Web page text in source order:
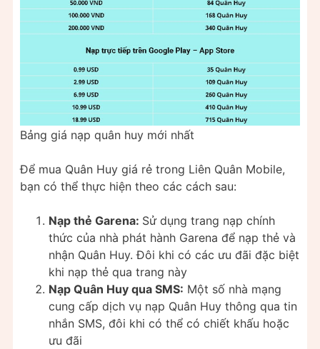
Bảng giá nạp quân huy mới nhất
Để mua Quân Huy giá rẻ trong Liên Quân Mobile,
bạn có thể thực hiện theo các cách sau:
Nạp thẻ Garena: Sử dụng trang nạp chính
thức của nhà phát hành Garena để nạp thẻ và
nhận Quân Huy. Đôi khi có các ưu đãi đặc biệt
khi nạp thẻ qua trang này
Nạp Quân Huy qua SMS: Một số nhà mạng
cung cấp dịch vụ nạp Quân Huy thông qua tin
nhắn SMS, đôi khi có thể có chiết khấu hoặc
ưu đãi